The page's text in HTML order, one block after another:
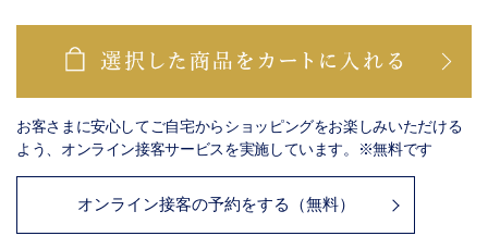
お客さまに安心してご自宅からショッピングをお楽しみいただける
よう、オンライン接客サービスを実施しています。※無料です
オンライン接客の予約をする（無料）